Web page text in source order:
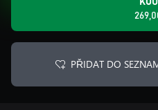
PŘIDAT DO